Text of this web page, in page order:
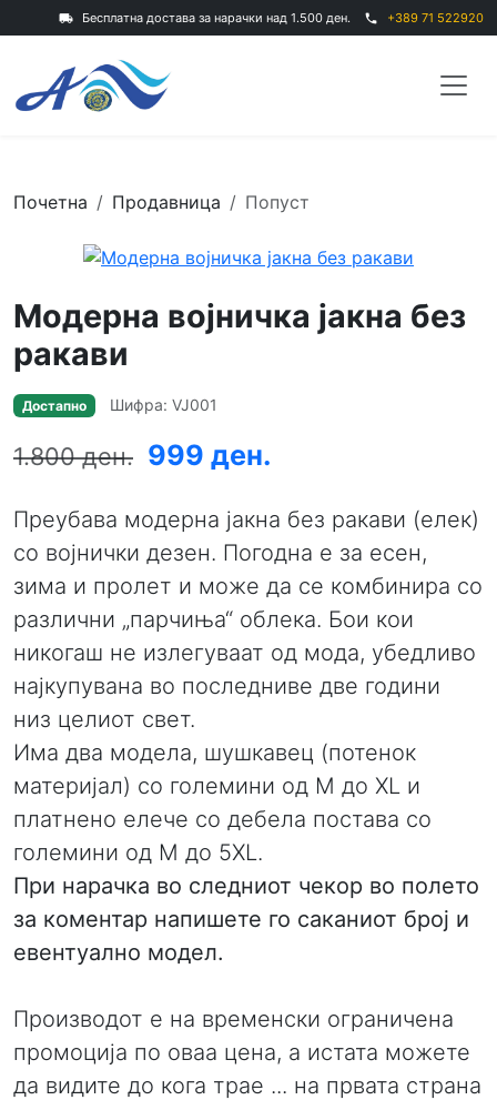
local_shipping Бесплатна достава за нарачки над 1.500 ден. phone +389 71 522920
Почетна Продавница Попуст
Модерна војничка јакна без
ракави
Достапно Шифра: VJ001
1.800 ден. 999 ден.
Преубава модерна јакна без ракави (елек)
со војнички дезен. Погодна е за есен,
зима и пролет и може да се комбинира со
различни „парчиња“ облека. Бои кои
никогаш не излегуваат од мода, убедливо
најкупувана во последниве две години
низ целиот свет.
Има два модела, шушкавец (потенок
материјал) со големини од М до XL и
платнено елече со дебела постава со
големини од М до 5XL.
При нарачка во следниот чекор во полето
за коментар напишете го саканиот број и
евентуално модел.
Производот е на временски ограничена
промоција по оваа цена, а истата можете
да видите до кога трае ... на првата страна